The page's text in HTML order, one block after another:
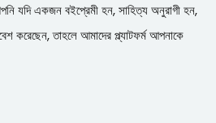
যদি একজন বইপ্রেমী হন, সাহিত্য অনুরাগী হন,
করেছেন, তাহলে আমাদের প্ল্যাটফর্ম আপনাকে